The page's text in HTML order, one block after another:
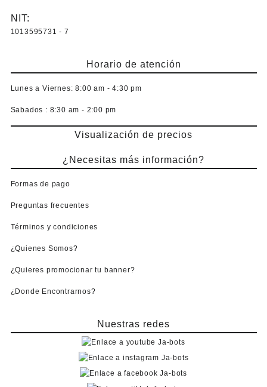
producto
NIT:
1013595731 - 7
Horario de atención
Lunes a Viernes: 8:00 am - 4:30 pm
Sabados : 8:30 am - 2:00 pm
Visualización de precios
¿Necesitas más información?
Formas de pago
Preguntas frecuentes
Términos y condiciones
¿Quienes Somos?
¿Quieres promocionar tu banner?
¿Donde Encontrarnos?
Nuestras redes